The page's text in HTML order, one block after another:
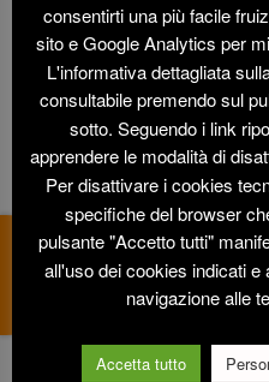
Area di sicurezza Ø 3 mt. –
MOLLA ACCIAO TEMPERATO
POLIETILENEalta densità
PARTI METALLICHEacciaio
BULLONERIA A VISTAin
IMBALLOin scatola di cartone
CERTIFICAZIONI EN1176-2018
consentirti una più facile
sito e Google Analytics per
L'informativa dettagliata
consultabile premendo sul
sotto. Seguendo i link
apprendere le modalità di
Per disattivare i cookies
specifiche del browser
pulsante "Accetto tutti"
all'uso dei cookies indicati
navigazione alle
Accetta tutto